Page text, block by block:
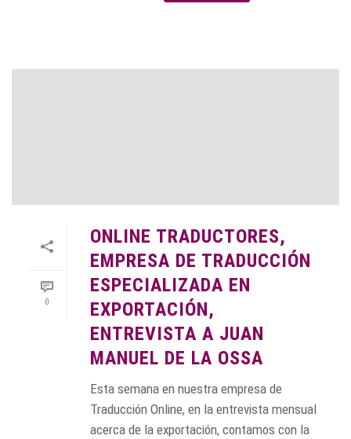
0
ONLINE TRADUCTORES,
EMPRESA DE TRADUCCIÓN
ESPECIALIZADA EN
EXPORTACIÓN,
ENTREVISTA A JUAN
MANUEL DE LA OSSA
Esta semana en nuestra empresa de
Traducción Online, en la entrevista mensual
acerca de la exportación, contamos con la